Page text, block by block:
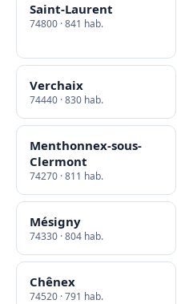
Saint-Laurent
74800 · 841 hab.
Verchaix
74440 · 830 hab.
Menthonnex-sous-
Clermont
74270 · 811 hab.
Mésigny
74330 · 804 hab.
Chênex
74520 · 791 hab.